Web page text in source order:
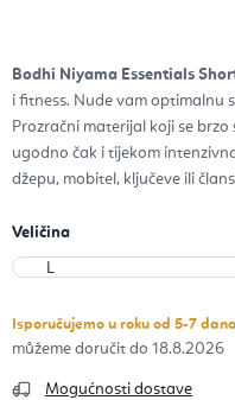
Bodhi Niyama Essentials
i fitness. Nude vam optimalnu
Prozračni materijal koji se brzo
ugodno čak i tijekom
džepu, mobitel, ključeve ili
Veličina
Isporučujemo u roku od 5-7 dana
18.8.2026
Mogućnosti dostave